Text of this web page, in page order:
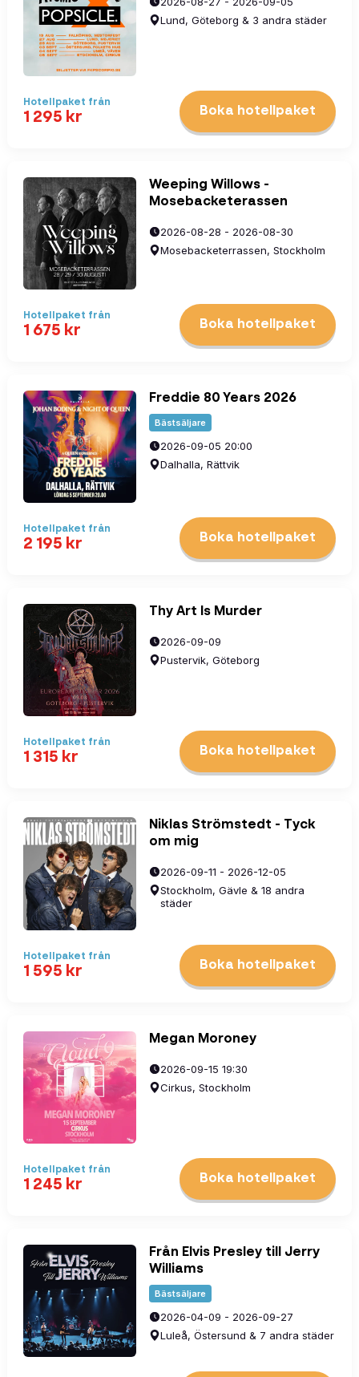
Lund, Göteborg & 3 andra städer
Hotellpaket från
1 295 kr Boka hotellpaket
Weeping Willows -
Mosebacketerassen
2026-08-28 - 2026-08-30
Mosebacketerrassen, Stockholm
Hotellpaket från
1 675 kr Boka hotellpaket
Freddie 80 Years 2026
Bästsäljare
2026-09-05 20:00
Dalhalla, Rättvik
Hotellpaket från
2 195 kr Boka hotellpaket
Thy Art Is Murder
2026-09-09
Pustervik, Göteborg
Hotellpaket från
1 315 kr Boka hotellpaket
Niklas Strömstedt - Tyck
om mig
2026-09-11 - 2026-12-05
Stockholm, Gävle & 18 andra
städer
Hotellpaket från
1 595 kr Boka hotellpaket
Megan Moroney
2026-09-15 19:30
Cirkus, Stockholm
Hotellpaket från
1 245 kr Boka hotellpaket
Från Elvis Presley till Jerry
Williams
Bästsäljare
2026-04-09 - 2026-09-27
Luleå, Östersund & 7 andra städer